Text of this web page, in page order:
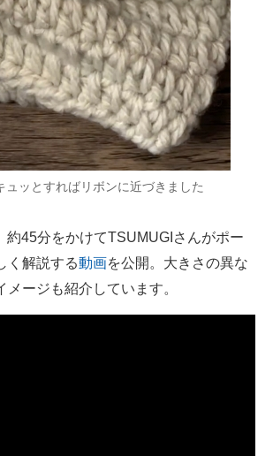
ュッとすればリボンに近づきました
45分をかけてTSUMUGIさんがポー
く解説する動画を公開。大きさの異な
メージも紹介しています。